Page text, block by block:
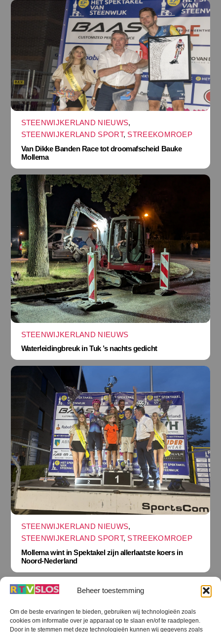
Beheer toestemming
Om de beste ervaringen te bieden, gebruiken wij technologieën zoals
cookies om informatie over je apparaat op te slaan en/of te raadplegen.
Door in te stemmen met deze technologieën kunnen wij gegevens zoals
STEENWIJKERLAND NIEUWS,
STEENWIJKERLAND SPORT, STREEKOMROEP
Van Dikke Banden Race tot droomafscheid Bauke
Mollema
STEENWIJKERLAND NIEUWS
Waterleidingbreuk in Tuk ’s nachts gedicht
STEENWIJKERLAND NIEUWS,
STEENWIJKERLAND SPORT, STREEKOMROEP
Mollema wint in Spektakel zijn allerlaatste koers in
Noord-Nederland
Terug